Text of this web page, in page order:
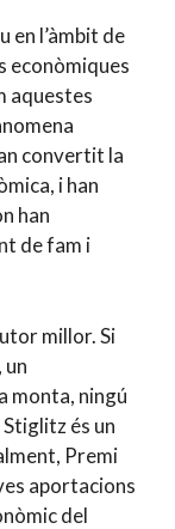
en l’àmbit de
econòmiques
aquestes
convertit la
i han
han
de fam i
millor. Si
un
monta, ningú
Stiglitz és un
Premi
aportacions
del